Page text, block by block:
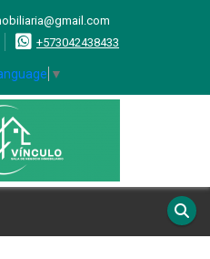
+573042438433
▼